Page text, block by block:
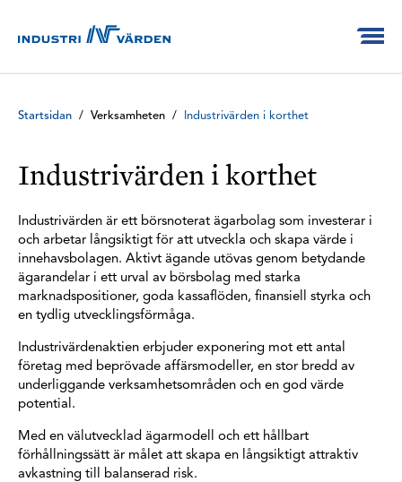
Startsidan / Verksamheten / Industrivärden i korthet
Industrivärden i korthet
Industrivärden är ett börsnoterat ägarbolag som investerar i
och arbetar långsiktigt för att utveckla och skapa värde i
innehavsbolagen. Aktivt ägande utövas genom betydande
ägarandelar i ett urval av börsbolag med starka
marknadspositioner, goda kassaflöden, finansiell styrka och
en tydlig utvecklingsförmåga.
Industrivärdenaktien erbjuder exponering mot ett antal
företag med beprövade affärsmodeller, en stor bredd av
underliggande verksamhetsområden och en god värde
potential.
Med en välutvecklad ägarmodell och ett hållbart
förhållningssätt är målet att skapa en långsiktigt attraktiv
avkastning till balanserad risk.